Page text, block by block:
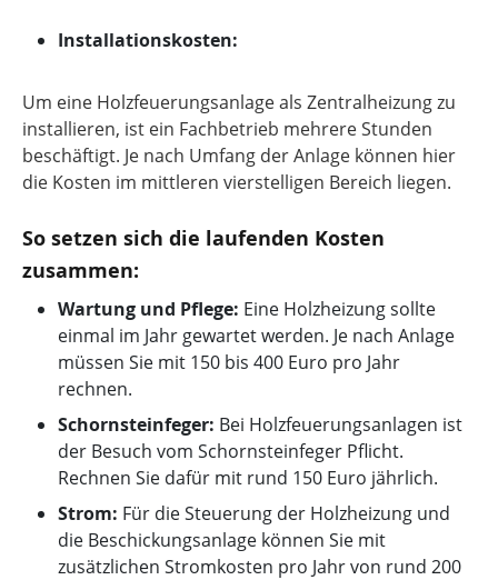
Installationskosten:
Um eine Holzfeuerungsanlage als Zentralheizung zu
installieren, ist ein Fachbetrieb mehrere Stunden
beschäftigt. Je nach Umfang der Anlage können hier
die Kosten im mittleren vierstelligen Bereich liegen.
So setzen sich die laufenden Kosten
zusammen:
Wartung und Pflege: Eine Holzheizung sollte
einmal im Jahr gewartet werden. Je nach Anlage
müssen Sie mit 150 bis 400 Euro pro Jahr
rechnen.
Schornsteinfeger: Bei Holzfeuerungsanlagen ist
der Besuch vom Schornsteinfeger Pflicht.
Rechnen Sie dafür mit rund 150 Euro jährlich.
Strom: Für die Steuerung der Holzheizung und
die Beschickungsanlage können Sie mit
zusätzlichen Stromkosten pro Jahr von rund 200